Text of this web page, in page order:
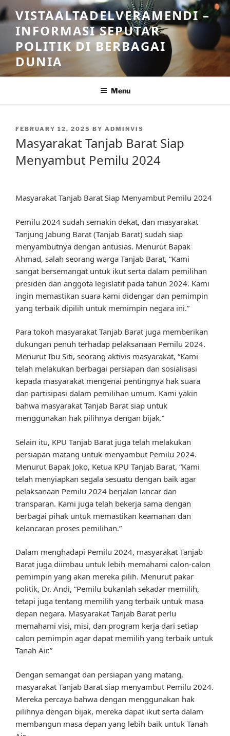
Skip
to
content
VISTAALTADELVERAMENDI –
INFORMASI SEPUTAR
POLITIK DI BERBAGAI
DUNIA
Menu
POSTED
FEBRUARY 12, 2025 BY ADMINVIS
Masyarakat Tanjab Barat Siap
Menyambut Pemilu 2024
Masyarakat Tanjab Barat Siap Menyambut Pemilu 2024
Pemilu 2024 sudah semakin dekat, dan masyarakat
Tanjung Jabung Barat (Tanjab Barat) sudah siap
menyambutnya dengan antusias. Menurut Bapak
Ahmad, salah seorang warga Tanjab Barat, “Kami
sangat bersemangat untuk ikut serta dalam pemilihan
presiden dan anggota legislatif pada tahun 2024. Kami
ingin memastikan suara kami didengar dan pemimpin
yang terbaik dipilih untuk memimpin negara ini.”
Para tokoh masyarakat Tanjab Barat juga memberikan
dukungan penuh terhadap pelaksanaan Pemilu 2024.
Menurut Ibu Siti, seorang aktivis masyarakat, “Kami
telah melakukan berbagai persiapan dan sosialisasi
kepada masyarakat mengenai pentingnya hak suara
dan partisipasi dalam pemilihan umum. Kami yakin
bahwa masyarakat Tanjab Barat siap untuk
menggunakan hak pilihnya dengan bijak.”
Selain itu, KPU Tanjab Barat juga telah melakukan
persiapan matang untuk menyambut Pemilu 2024.
Menurut Bapak Joko, Ketua KPU Tanjab Barat, “Kami
telah menyiapkan segala sesuatu dengan baik agar
pelaksanaan Pemilu 2024 berjalan lancar dan
transparan. Kami juga telah bekerja sama dengan
berbagai pihak untuk memastikan keamanan dan
kelancaran proses pemilihan.”
Dalam menghadapi Pemilu 2024, masyarakat Tanjab
Barat juga diimbau untuk lebih memahami calon-calon
pemimpin yang akan mereka pilih. Menurut pakar
politik, Dr. Andi, “Pemilu bukanlah sekadar memilih,
tetapi juga tentang memilih yang terbaik untuk masa
depan negara. Masyarakat Tanjab Barat perlu
memahami visi, misi, dan program kerja dari setiap
calon pemimpin agar dapat memilih yang terbaik untuk
Tanah Air.”
Dengan semangat dan persiapan yang matang,
masyarakat Tanjab Barat siap menyambut Pemilu 2024.
Mereka percaya bahwa dengan menggunakan hak
pilihnya dengan bijak, mereka dapat ikut serta dalam
membangun masa depan yang lebih baik untuk Tanah